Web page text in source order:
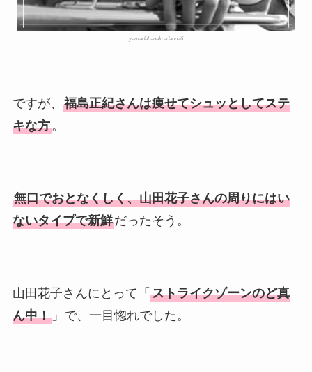
yamadahanako-danna6
ですが、 福島正紀さんは痩せてシュッとしてステ
キな方。
無口でおとなくしく、山田花子さんの周りにはい
ないタイプで新鮮だったそう。
山田花子さんにとって「 ストライクゾーンのど真
ん中！」で、一目惚れでした。